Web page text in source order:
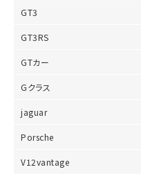
GT3
GT3RS
GTカー
Gクラス
jaguar
Porsche
V12vantage